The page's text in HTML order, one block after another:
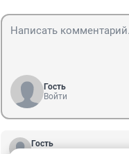
Гость
Войти
Гость